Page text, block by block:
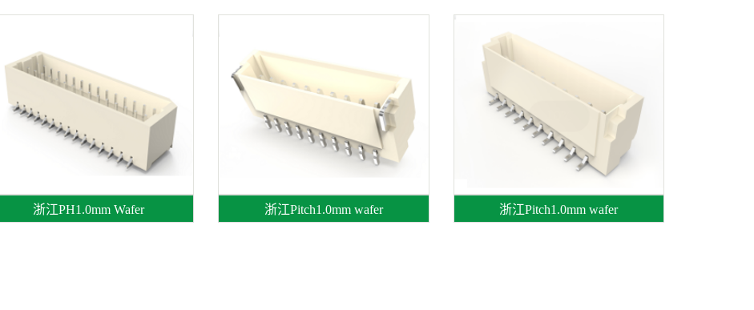
浙江PH1.0mm Wafer 浙江Pitch1.0mm wafer 浙江Pitch1.0mm wafer